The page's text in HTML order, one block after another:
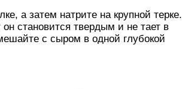
а затем натрите на крупной терке.
становится твердым и не тает в
с сыром в одной глубокой